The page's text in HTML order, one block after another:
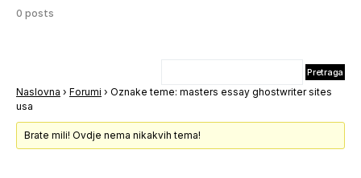
0 posts
Naslovna › Forumi › Oznake teme: masters essay ghostwriter sites
usa
Brate mili! Ovdje nema nikakvih tema!